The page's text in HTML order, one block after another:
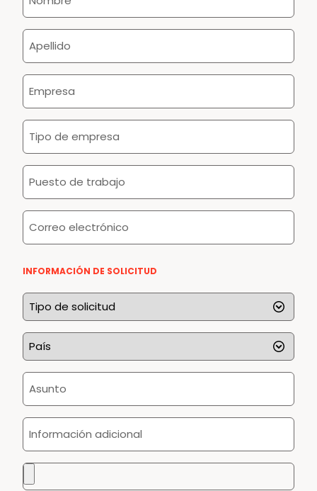
*
Apellido
*
Empresa
*
Tipo
de
*
Puesto
de
*
Correo
electrónico
INFORMACIÓN DE SOLICITUD
Tipo
de
solicitud
*
País
*
Asunto
*
Información
adicional